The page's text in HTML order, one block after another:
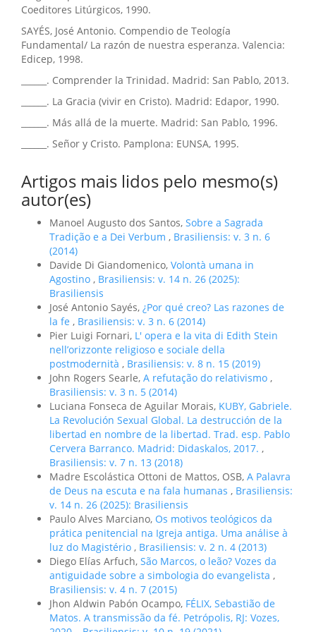
Coeditores Litúrgicos, 1990.
SAYÉS, José Antonio. Compendio de Teología
Fundamental/ La razón de nuestra esperanza. Valencia:
Edicep, 1998.
______. Comprender la Trinidad. Madrid: San Pablo, 2013.
______. La Gracia (vivir en Cristo). Madrid: Edapor, 1990.
______. Más allá de la muerte. Madrid: San Pablo, 1996.
______. Señor y Cristo. Pamplona: EUNSA, 1995.
Artigos mais lidos pelo mesmo(s)
autor(es)
Manoel Augusto dos Santos, Sobre a Sagrada
Tradição e a Dei Verbum , Brasiliensis: v. 3 n. 6
(2014)
Davide Di Giandomenico, Volontà umana in
Agostino , Brasiliensis: v. 14 n. 26 (2025):
Brasiliensis
José Antonio Sayés, ¿Por qué creo? Las razones de
la fe , Brasiliensis: v. 3 n. 6 (2014)
Pier Luigi Fornari, L' opera e la vita di Edith Stein
nell’orizzonte religioso e sociale della
postmodernità , Brasiliensis: v. 8 n. 15 (2019)
John Rogers Searle, A refutação do relativismo ,
Brasiliensis: v. 3 n. 5 (2014)
Luciana Fonseca de Aguilar Morais, KUBY, Gabriele.
La Revolución Sexual Global. La destrucción de la
libertad en nombre de la libertad. Trad. esp. Pablo
Cervera Barranco. Madrid: Didaskalos, 2017. ,
Brasiliensis: v. 7 n. 13 (2018)
Madre Escolástica Ottoni de Mattos, OSB, A Palavra
de Deus na escuta e na fala humanas , Brasiliensis:
v. 14 n. 26 (2025): Brasiliensis
Paulo Alves Marciano, Os motivos teológicos da
prática penitencial na Igreja antiga. Uma análise à
luz do Magistério , Brasiliensis: v. 2 n. 4 (2013)
Diego Elías Arfuch, São Marcos, o leão? Vozes da
antiguidade sobre a simbologia do evangelista ,
Brasiliensis: v. 4 n. 7 (2015)
Jhon Aldwin Pabón Ocampo, FÉLIX, Sebastião de
Matos. A transmissão da fé. Petrópolis, RJ: Vozes,